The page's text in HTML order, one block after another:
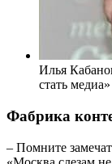
Илья
стать медиа»
Фабрика
– Помните